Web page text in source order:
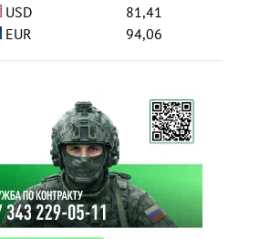
USD
81,41
EUR
94,06